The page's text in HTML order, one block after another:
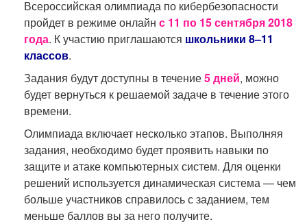
Всероссийская олимпиада по кибербезопасности
пройдет в режиме онлайн с 11 по 15 сентября 2018
года. К участию приглашаются школьники 8–11
классов.
Задания будут доступны в течение5 дней, можно
будет вернуться к решаемой задаче в течение этого
времени.
Олимпиада включает несколько этапов. Выполняя
задания, необходимо будет проявить навыки по
защите и атаке компьютерных систем. Для оценки
решений используется динамическая система — чем
больше участников справилось с заданием, тем
меньше баллов вы за него получите.